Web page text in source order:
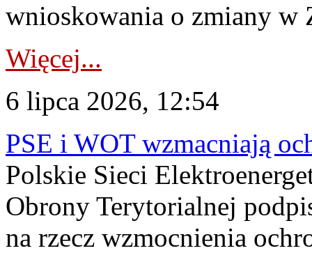
wnioskowania o zmiany w
Więcej...
6 lipca 2026, 12:54
PSE i WOT wzmacniają
Polskie Sieci
Obrony Terytorialnej
na rzecz wzmocnienia